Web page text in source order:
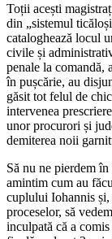
Toții acești
din „sistemul
cataloghează locul
civile și
penale la comandă,
în pușcărie, au
găsit tot felul de
intervenea
unor procurori și
demiterea noii
Să nu ne pierdem
amintim cum au
cuplului Iohannis și,
proceselor, să
inculpată că a